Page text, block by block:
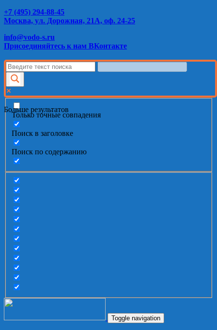
+7 (495) 294-88-45
Москва, ул. Дорожная, 21А, оф. 24-25
info@vodo-s.ru
Присоединяйтесь к нам ВКонтакте
Больше результатов
Только точные совпадения
Поиск в заголовке
Поиск по содержанию
Toggle navigation